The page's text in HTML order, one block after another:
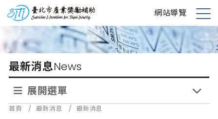
到
要
內
台北市產業獎勵補助 網站導覽
展
開
選
單
最新消息News
展開選單
首頁 / 最新消息 / 最新消息